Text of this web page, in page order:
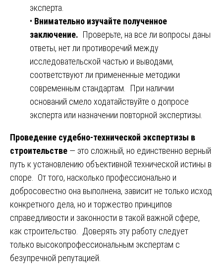
эксперта.
• Внимательно изучайте полученное
заключение. Проверьте, на все ли вопросы даны
ответы, нет ли противоречий между
исследовательской частью и выводами,
соответствуют ли примененные методики
современным стандартам. При наличии
оснований смело ходатайствуйте о допросе
эксперта или назначении повторной экспертизы.
Проведение судебно-технической экспертизы в
строительстве — это сложный, но единственно верный
путь к установлению объективной технической истины в
споре. От того, насколько профессионально и
добросовестно она выполнена, зависит не только исход
конкретного дела, но и торжество принципов
справедливости и законности в такой важной сфере,
как строительство. Доверять эту работу следует
только высокопрофессиональным экспертам с
безупречной репутацией.